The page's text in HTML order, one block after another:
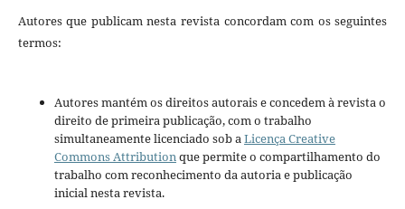
Autores que publicam nesta revista concordam com os seguintes
termos:
Autores mantém os direitos autorais e concedem à revista o
direito de primeira publicação, com o trabalho
simultaneamente licenciado sob aLicença Creative
Commons Attributionque permite o compartilhamento do
trabalho com reconhecimento da autoria e publicação
inicial nesta revista.